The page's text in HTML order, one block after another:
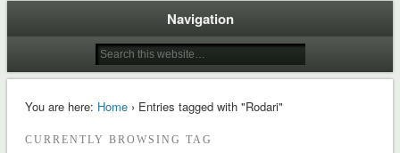
Navigation
You are here: Home› Entries tagged with "Rodari"
CURRENTLY BROWSING TAG